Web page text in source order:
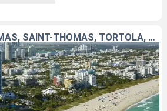
ÉTATS-UNIS, BAHAMAS, SAINT-THOMAS, TORTOLA, RÉPUBLIQUE DOMINICAINE